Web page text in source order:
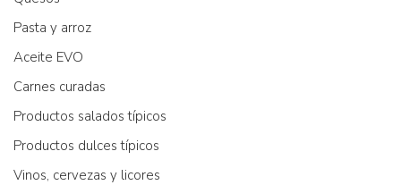
Pasta y arroz
Aceite EVO
Carnes curadas
Productos salados típicos
Productos dulces típicos
Vinos, cervezas y licores